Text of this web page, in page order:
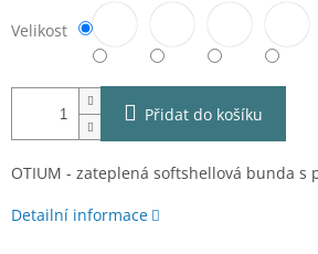
Velikost
Přidat do košíku
OTIUM - zateplená softshellová bunda s
Detailní informace